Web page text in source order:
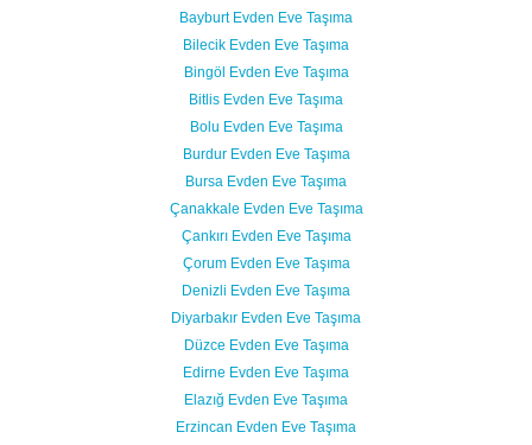
Bayburt Evden Eve Taşıma
Bilecik Evden Eve Taşıma
Bingöl Evden Eve Taşıma
Bitlis Evden Eve Taşıma
Bolu Evden Eve Taşıma
Burdur Evden Eve Taşıma
Bursa Evden Eve Taşıma
Çanakkale Evden Eve Taşıma
Çankırı Evden Eve Taşıma
Çorum Evden Eve Taşıma
Denizli Evden Eve Taşıma
Diyarbakır Evden Eve Taşıma
Düzce Evden Eve Taşıma
Edirne Evden Eve Taşıma
Elazığ Evden Eve Taşıma
Erzincan Evden Eve Taşıma